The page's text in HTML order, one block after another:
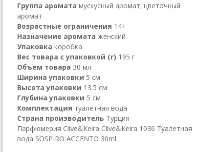
Группа аромата мускусный аромат; цветочный
аромат
Возрастные ограничения 14+
Назначение аромата женский
Упаковка коробка
Вес товара с упаковкой (г) 195 г
Объем товара 30 мл
Ширина упаковки 5 см
Высота упаковки 13.5 см
Глубина упаковки 5 см
Комплектация туалетная вода
Страна производитель Турция
Парфюмерия Clive&Keira Clive&Keira 1036 Туалетная
вода SOSPIRO ACCENTO 30ml